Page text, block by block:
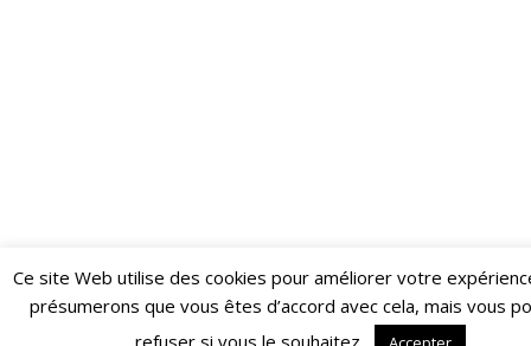
Restez informé·e des dernières actualités du Poing !
ABONNEZ-VOUS À LA NEWSLETTER
Ce site Web utilise des cookies pour améliorer votre
présumerons que vous êtes d’accord avec cela, mais vous
refuser si vous le souhaitez.